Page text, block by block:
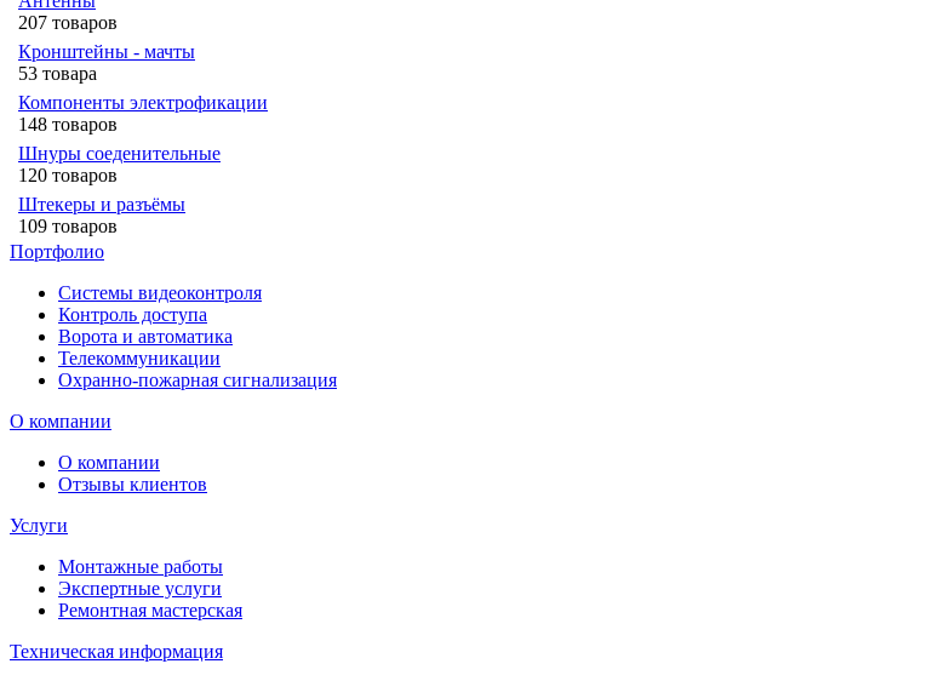
207 товаров
Кронштейны - мачты
53 товара
Компоненты электрофикации
148 товаров
Шнуры соеденительные
120 товаров
Штекеры и разъёмы
109 товаров
Портфолио
Системы видеоконтроля
Контроль доступа
Ворота и автоматика
Телекоммуникации
Охранно-пожарная сигнализация
О компании
О компании
Отзывы клиентов
Услуги
Монтажные работы
Экспертные услуги
Ремонтная мастерская
Техническая информация